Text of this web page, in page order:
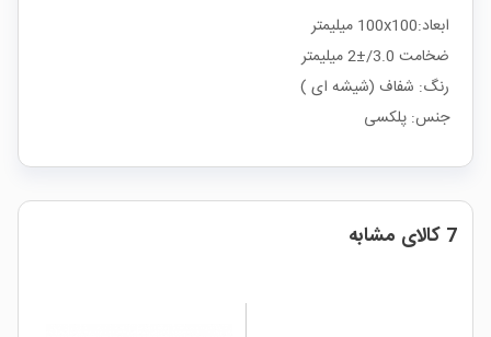
ابعاد:100x100 میلیمتر
ضخامت 3.0/±2 میلیمتر
رنگ: شفاف (شیشه ای )
جنس: پلکسی
7 کالای مشابه